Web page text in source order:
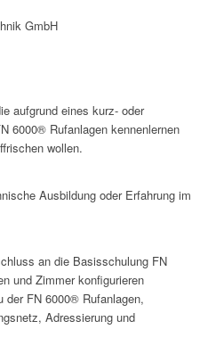
GmbH
aufgrund eines kurz- oder
6000® Rufanlagen kennenlernen
wollen.
Ausbildung oder Erfahrung im
an die Basisschulung FN
und Zimmer konfigurieren
der FN 6000® Rufanlagen,
Adressierung und